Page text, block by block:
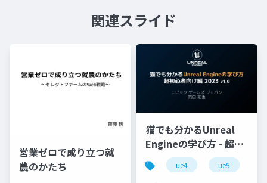
関連スライド
営業ゼロで成り立つ就
農のかたち
猫でも分かるUnreal
Engineの学び方 - 超初
心者向け編 - 2023 v1.0
ue4 ue5